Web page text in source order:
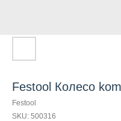
Festool Колесо
Festool
SKU: 500316